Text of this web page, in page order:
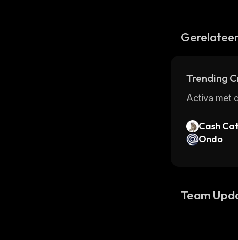
Trending
Activa met
Cash
Ondo
Team